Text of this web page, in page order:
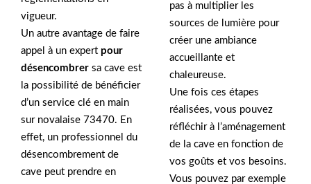
vigueur.
Un autre avantage de faire
appel à un expert pour
désencombrer sa cave est
la possibilité de bénéficier
d’un service clé en main
sur novalaise 73470. En
effet, un professionnel du
désencombrement de
cave peut prendre en
pas à multiplier les
sources de lumière pour
créer une ambiance
accueillante et
chaleureuse.
Une fois ces étapes
réalisées, vous pouvez
réfléchir à l’aménagement
de la cave en fonction de
vos goûts et vos besoins.
Vous pouvez par exemple